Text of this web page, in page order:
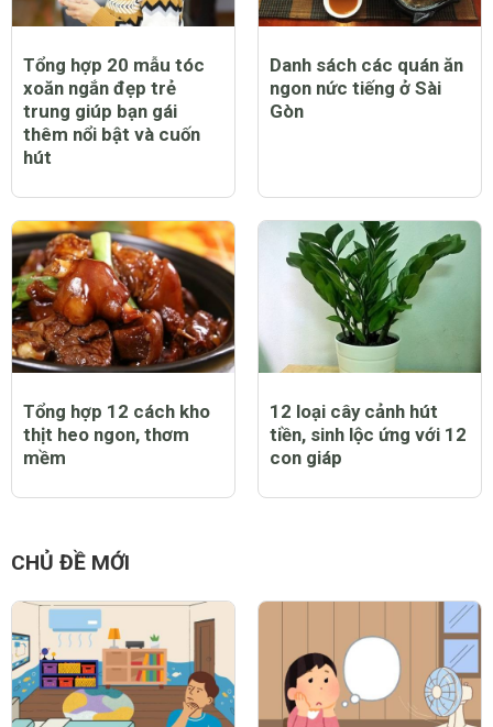
Tổng hợp 20 mẫu tóc
xoăn ngắn đẹp trẻ
trung giúp bạn gái
thêm nổi bật và cuốn
hút
Danh sách các quán ăn
ngon nức tiếng ở Sài
Gòn
Tổng hợp 12 cách kho
thịt heo ngon, thơm
mềm
12 loại cây cảnh hút
tiền, sinh lộc ứng với 12
con giáp
CHỦ ĐỀ MỚI